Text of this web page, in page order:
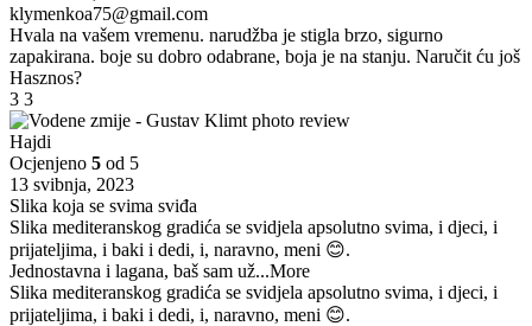
klymenkoa75@gmail.com
Hvala na vašem vremenu. narudžba je stigla brzo, sigurno
zapakirana. boje su dobro odabrane, boja je na stanju. Naručit ću još
Hasznos?
3 3
Hajdi
Ocjenjeno 5 od 5
13 svibnja, 2023
Slika koja se svima sviđa
Slika mediteranskog gradića se svidjela apsolutno svima, i djeci, i
prijateljima, i baki i dedi, i, naravno, meni 😊.
Jednostavna i lagana, baš sam už...More
Slika mediteranskog gradića se svidjela apsolutno svima, i djeci, i
prijateljima, i baki i dedi, i, naravno, meni 😊.